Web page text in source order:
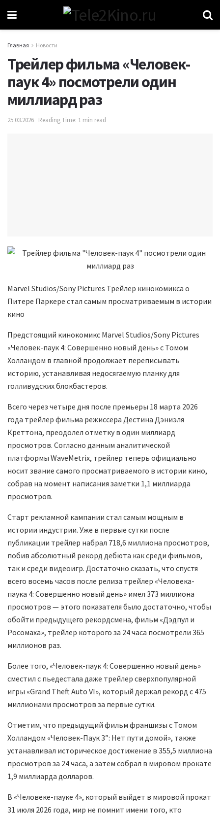
Главная Новости
Трейлер фильма «Человек-
паук 4» посмотрели один
миллиард раз
25.03.2026 Reading Time: 1 min read
Marvel Studios/Sony Pictures Трейлер кинокомикса о
Питере Паркере стал самым просматриваемым в истории
кино
Предстоящий кинокомикс Marvel Studios/Sony Pictures
«Человек-паук 4: Совершенно новый день» с Томом
Холландом в главной продолжает переписывать
историю, устанавливая недосягаемую планку для
голливудских блокбастеров.
Всего через четыре дня после премьеры 18 марта 2026
года трейлер фильма режиссера Дестина Дэниэля
Креттона, преодолел отметку в один миллиард
просмотров. Согласно данным аналитической
платформы WaveMetrix, трейлер теперь официально
носит звание самого просматриваемого в истории кино,
собрав на момент написания заметки 1,1 миллиарда
просмотров.
Старт рекламной кампании стал самым мощным в
истории индустрии. Уже в первые сутки после
публикации трейлер набрал 718,6 миллиона просмотров,
побив абсолютный рекорд дебюта как среди фильмов,
так и среди видеоигр. Достаточно сказать, что спустя
всего восемь часов после релиза трейлер «Человека-
паука 4: Совершенно новый день» имел 373 миллиона
просмотров — этого показателя было достаточно, чтобы
обойти предыдущего рекордсмена, фильм «Дэдпул и
Росомаха», трейлер которого за 24 часа посмотрели 365
миллионов раз.
Более того, «Человек-паук 4: Совершенно новый день»
сместил с пьедестала даже трейлер сверхпопулярной
игры «Grand Theft Auto VI», который держал рекорд с 475
миллионами просмотров за первые сутки.
Отметим, что предыдущий фильм франшизы с Томом
Холландом «Человек-Паук 3″: Нет пути домой», также
устанавливал историческое достижение в 355,5 миллиона
просмотров за 24 часа, а затем собрал в мировом прокате
1,9 миллиарда долларов.
В «Человеке-пауке 4», который выйдет в мировой прокат
31 июля 2026 года, мир не помнит имени того, кто